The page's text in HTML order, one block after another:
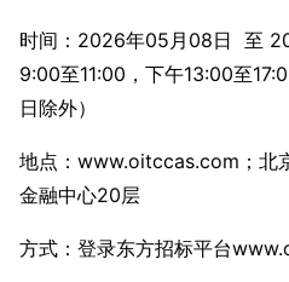
时间：2026年05月08日 至
9:00至11:00，下午13:00至
日除外）
地点：www.oitccas.com；北
金融中心20层
方式：登录东方招标平台